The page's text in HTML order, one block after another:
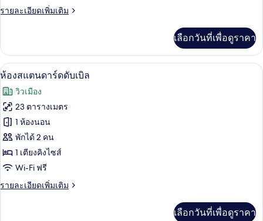
Standard
รายละเอียดเพิ่มเติม
ราย
เกี่ยว
กับ
Standard
เลือกวันที่เพื่อดูราคา
เปิด
ภาพถ่าย
ทั้งหมด
ของ
ห้อง
สแตนดาร์ด
ดับเบิล
ห้องสแตนดาร์ดดับเบิล | โต๊ะทำงาน,
8
ห้องสแตนดาร์ดดับเบิล
วิวเมือง
23 ตารางเมตร
1 ห้องนอน
พักได้ 2 คน
1 เตียงคิงไซส์
Wi-Fi ฟรี
รายละเอียดเพิ่มเติม
ราย
เลือกวันที่เพื่อดูราคา